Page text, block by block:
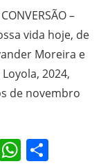
–
vida hoje, de
Moreira e
2024,
de novembro
Share